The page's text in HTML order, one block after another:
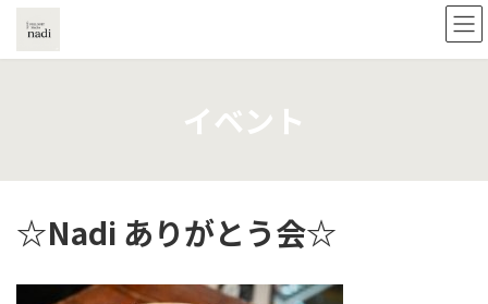
テ
ッ
ゲ
移
イベント
☆Nadi ありがとう会☆